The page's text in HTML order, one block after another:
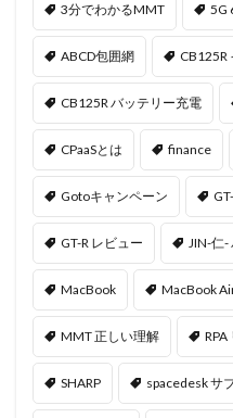
3分でわかるMMT 5G
ABCD包囲網 CB125R
CB125R バッテリー充電
CPaaSとは finance
Gotoキャンペーン
GT-R レビュー JIN-仁-
MacBook MacBook
MMT 正しい理解 RPA
SHARP spacedesk サ